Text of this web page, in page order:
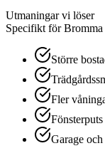
Utmaningar vi löser
Specifikt förBromma
Större
Fler
Garage